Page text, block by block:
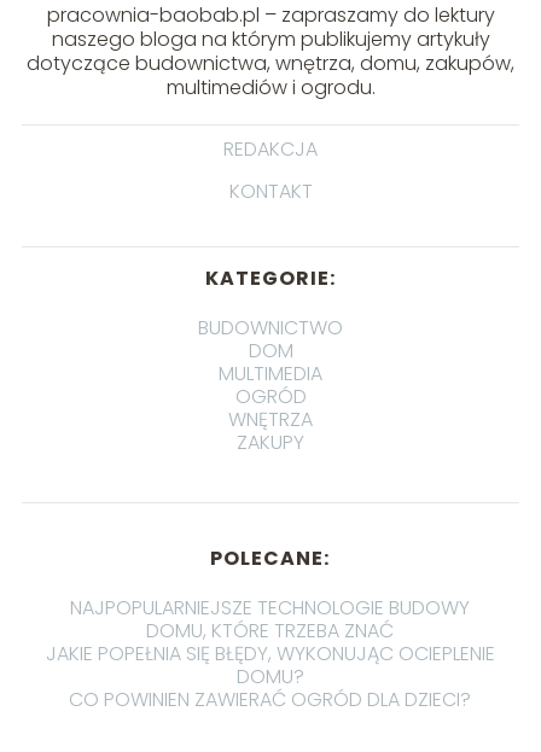
pracownia-baobab.pl – zapraszamy do lektury
naszego bloga na którym publikujemy artykuły
dotyczące budownictwa, wnętrza, domu, zakupów,
multimediów i ogrodu.
REDAKCJA
KONTAKT
KATEGORIE:
BUDOWNICTWO
DOM
MULTIMEDIA
OGRÓD
WNĘTRZA
ZAKUPY
POLECANE:
NAJPOPULARNIEJSZE TECHNOLOGIE BUDOWY
DOMU, KTÓRE TRZEBA ZNAĆ
JAKIE POPEŁNIA SIĘ BŁĘDY, WYKONUJĄC OCIEPLENIE
DOMU?
CO POWINIEN ZAWIERAĆ OGRÓD DLA DZIECI?